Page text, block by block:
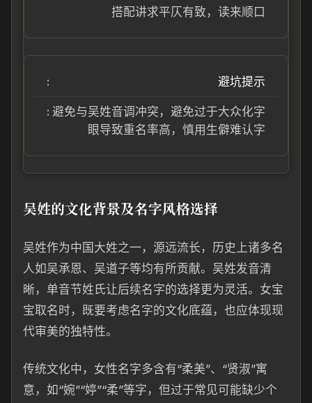
搭配讲求平仄有致，读来顺口
避坑提示
避免与吴姓音调冲突，避免过于大众化字
眼导致重名率高，慎用生僻难认字
吴姓的文化背景及名字风格选择
吴姓作为中国大姓之一，源远流长，历史上诸多名
人如吴承恩、吴道子等均有所贡献。吴姓发音清
晰，单音节姓氏让后续名字的选择更为灵活。女宝
宝取名时，既要考虑名字的文化底蕴，也应体现现
代审美的独特性。
传统文化中，女性名字多含有“柔美”、“贤淑”寓
意，如“婉”“婷”“柔”等字，但过于常见可能缺少个